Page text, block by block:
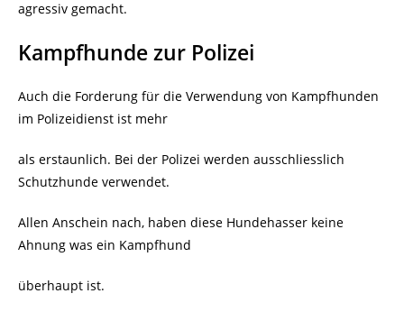
agressiv gemacht.
Kampfhunde zur Polizei
Auch die Forderung für die Verwendung von Kampfhunden
im Polizeidienst ist mehr
als erstaunlich. Bei der Polizei werden ausschliesslich
Schutzhunde verwendet.
Allen Anschein nach, haben diese Hundehasser keine
Ahnung was ein Kampfhund
überhaupt ist.